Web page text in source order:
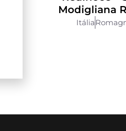
Modigliana
Itália